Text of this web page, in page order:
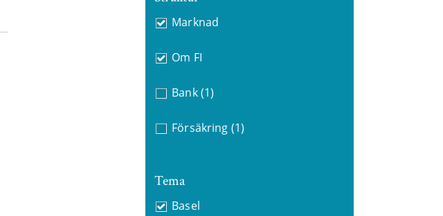
Marknad
Om FI
Bank (1)
Försäkring (1)
Tema
Basel